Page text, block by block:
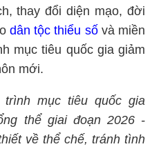
thay đổi diện mạo, đời
dân tộc thiểu sốvà miền
mục tiêu quốc gia giảm
mới.
mục tiêu quốc gia
thể giai đoạn 2026 -
về thể chế, tránh tình